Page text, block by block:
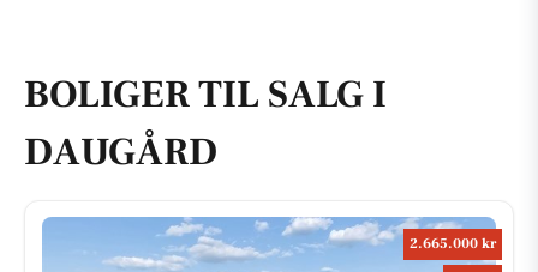
BOLIGER TIL SALG I
DAUGÅRD
2.665.000 kr